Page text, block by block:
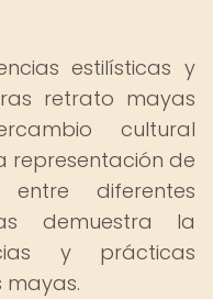
estilísticas y
retrato mayas
cultural
representación de
diferentes
demuestra la
y prácticas
mayas.